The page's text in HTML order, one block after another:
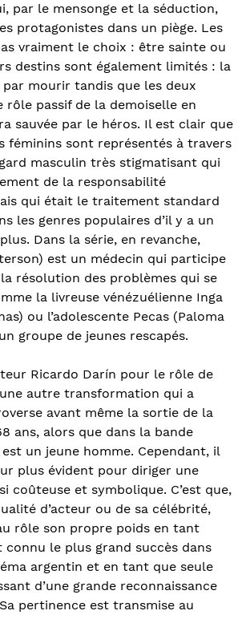
par le mensonge et la séduction,
protagonistes dans un piège. Les
vraiment le choix : être sainte ou
destins sont également limités : la
mourir tandis que les deux
rôle passif de la demoiselle en
sauvée par le héros. Il est clair que
féminins sont représentés à travers
masculin très stigmatisant qui
de la responsabilité
qui était le traitement standard
les genres populaires d’il y a un
Dans la série, en revanche,
est un médecin qui participe
résolution des problèmes qui se
la livreuse vénézuélienne Inga
ou l’adolescente Pecas (Paloma
groupe de jeunes rescapés.
Ricardo Darín pour le rôle de
autre transformation qui a
avant même la sortie de la
ans, alors que dans la bande
est un jeune homme. Cependant, il
plus évident pour diriger une
coûteuse et symbolique. C’est que,
d’acteur ou de sa célébrité,
rôle son propre poids en tant
connu le plus grand succès dans
argentin et en tant que seule
d’une grande reconnaissance
pertinence est transmise au